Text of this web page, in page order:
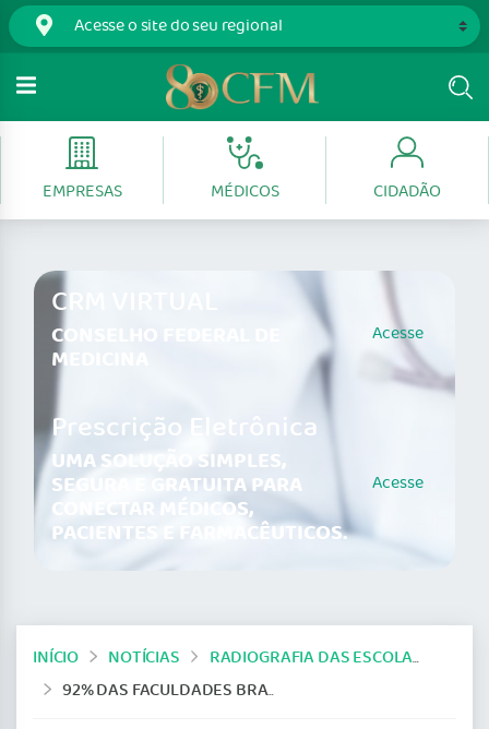
EMPRESAS MÉDICOS CIDADÃO
CRM VIRTUAL
CONSELHO FEDERAL DE
MEDICINA
Acesse
Prescrição Eletrônica
UMA SOLUÇÃO SIMPLES,
SEGURA E GRATUITA PARA
CONECTAR MÉDICOS,
PACIENTES E FARMACÊUTICOS.
Acesse
INÍCIO NOTÍCIAS
RADIOGRAFIA DAS ESCOLAS MÉDICAS
92% DAS FACULDADES BRASILEIRAS NÃO OBSERVAM CRITÉRIOS PARA OFERECER FORMAÇÃO DE QUALIDADE